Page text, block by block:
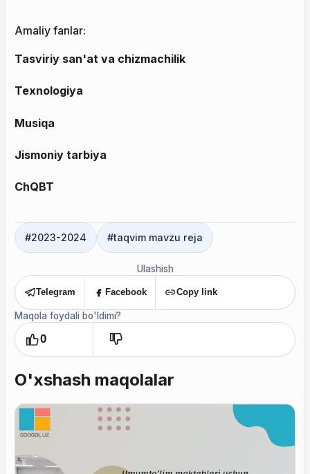
Amaliy fanlar:
Tasviriy san'at va chizmachilik
Texnologiya
Musiqa
Jismoniy tarbiya
ChQBT
#2023-2024 #taqvim mavzu reja
Ulashish
Telegram Facebook Copy link
Maqola foydali bo'ldimi?
0
O'xshash maqolalar